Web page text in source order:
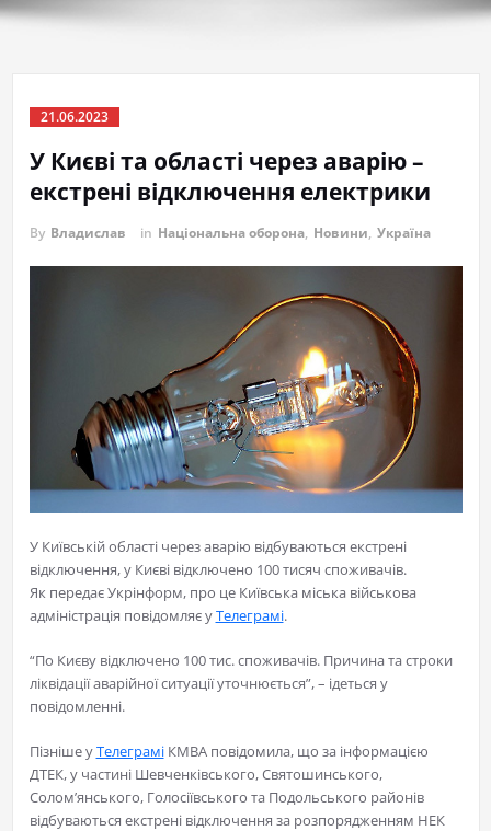
21.06.2023
У Києві та області через аварію –
екстрені відключення електрики
By Владислав in Національна оборона, Новини, Україна
У Київській області через аварію відбуваються екстрені
відключення, у Києві відключено 100 тисяч споживачів.
Як передає Укрінформ, про це Київська міська військова
адміністрація повідомляє уТелеграмі.
“По Києву відключено 100 тис. споживачів. Причина та строки
ліквідації аварійної ситуації уточнюється”, – ідеться у
повідомленні.
Пізніше уТелеграміКМВА повідомила, що за інформацією
ДТЕК, у частині Шевченківського, Святошинського,
Солом’янського, Голосіївського та Подольського районів
відбуваються екстрені відключення за розпорядженням НЕК